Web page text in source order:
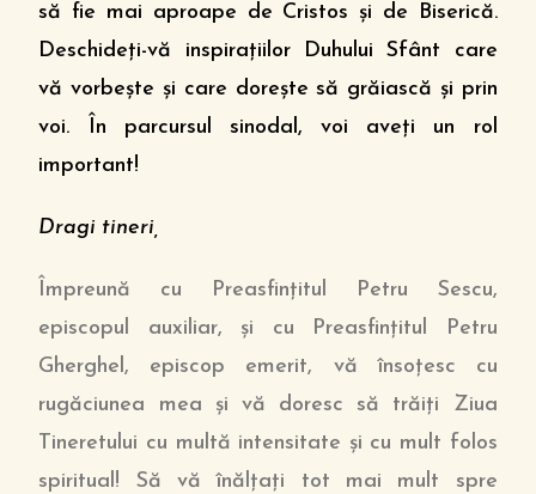
să fie mai aproape de Cristos şi de Biserică.
Deschideţi-vă inspiraţiilor Duhului Sfânt care
vă vorbeşte şi care doreşte să grăiască şi prin
voi. În parcursul sinodal, voi aveţi un rol
important!
Dragi tineri,
Împreună cu Preasfinţitul Petru Sescu,
episcopul auxiliar, şi cu Preasfinţitul Petru
Gherghel, episcop emerit, vă însoţesc cu
rugăciunea mea şi vă doresc să trăiţi Ziua
Tineretului cu multă intensitate şi cu mult folos
spiritual! Să vă înălţaţi tot mai mult spre